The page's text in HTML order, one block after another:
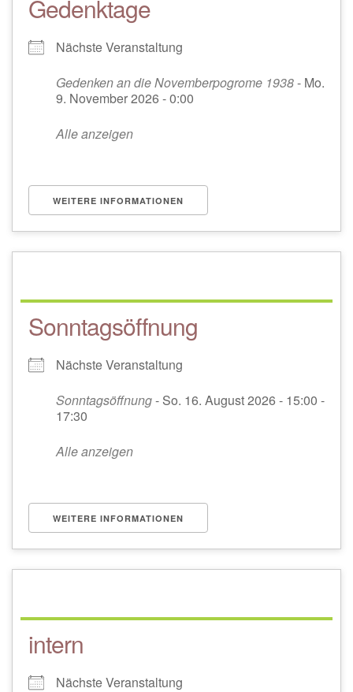
Gedenktage
Nächste Veranstaltung
Gedenken an die Novemberpogrome 1938- Mo.
9. November 2026 - 0:00
Alle anzeigen
WEITERE INFORMATIONEN
Sonntagsöffnung
Nächste Veranstaltung
Sonntagsöffnung- So. 16. August 2026 - 15:00 -
17:30
Alle anzeigen
WEITERE INFORMATIONEN
intern
Nächste Veranstaltung